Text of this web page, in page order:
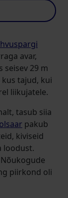
avar,
seisev 29 m
tajud, kui
liikujatele.
tasub siia
pakub
kiviseid
loodust.
piirkond oli